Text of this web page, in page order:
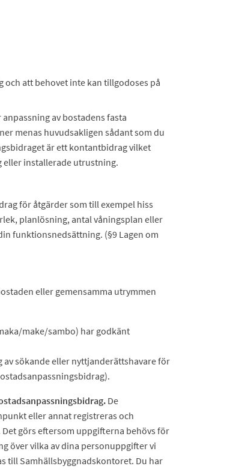
att behovet inte kan tillgodoses på
av bostadens fasta
menas huvudsakligen sådant som du
är ett kontantbidrag vilket
eller installerade utrustning.
för åtgärder som till exempel hiss
planlösning, antal våningsplan eller
funktionsnedsättning. (§9 Lagen om
eller gemensamma utrymmen
make/sambo) har godkänt
av sökande eller nyttjanderättshavare för
De
eller annat registreras och
görs eftersom uppgifterna behövs för
över vilka av dina personuppgifter vi
till Samhällsbyggnadskontoret. Du har